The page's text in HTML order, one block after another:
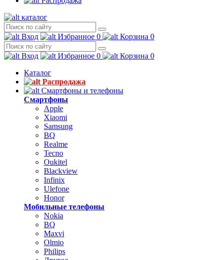
каталог
Вход Избранное 0 Корзина 0
Вход Избранное 0 Корзина 0
Каталог
Распродажа
Смартфоны и телефоны
Смартфоны
Apple
Xiaomi
Samsung
BQ
Realme
Tecno
Oukitel
Blackview
Infinix
Ulefone
Honor
Мобильные телефоны
Nokia
BQ
Maxvi
Olmio
Philips